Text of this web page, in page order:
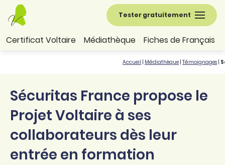
Tester gratuitement
Certificat Voltaire Médiathèque Fiches de Français
Accueil Médiathèque Témoignages
Sécuritas France propose le
Projet Voltaire à ses
collaborateurs dès leur
entrée en formation